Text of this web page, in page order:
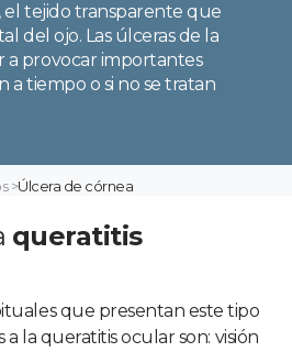
, el tejido transparente que
del ojo. Las úlceras de la
provocar importantes
a tiempo o si no se tratan
>Úlcera de córnea
queratitis
que presentan este tipo
la queratitis ocular son: visión